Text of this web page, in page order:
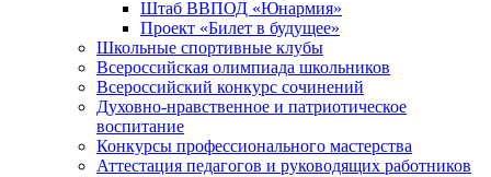
Штаб ВВПОД «Юнармия»
Проект «Билет в будущее»
Школьные спортивные клубы
Всероссийская олимпиада школьников
Всероссийский конкурс сочинений
Духовно-нравственное и патриотическое
воспитание
Конкурсы профессионального мастерства
Аттестация педагогов и руководящих работников